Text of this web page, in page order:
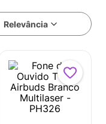
Relevância